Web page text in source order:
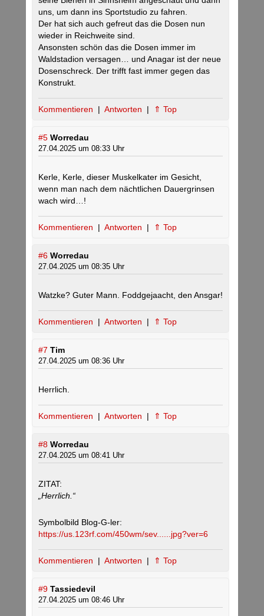
uns, um dann ins Sportstudio zu fahren.
Der hat sich auch gefreut das die Dosen nun
wieder in Reichweite sind.
Ansonsten schön das die Dosen immer im
Waldstadion versagen… und Anagar ist der neue
Dosenschreck. Der trifft fast immer gegen das
Konstrukt.
Kommentieren | Antworten | ⇑ Top
#5 Worredau
27.04.2025 um 08:33 Uhr
Kerle, Kerle, dieser Muskelkater im Gesicht,
wenn man nach dem nächtlichen Dauergrinsen
wach wird…!
Kommentieren | Antworten | ⇑ Top
#6 Worredau
27.04.2025 um 08:35 Uhr
Watzke? Guter Mann. Foddgejaacht, den Ansgar!
Kommentieren | Antworten | ⇑ Top
#7 Tim
27.04.2025 um 08:36 Uhr
Herrlich.
Kommentieren | Antworten | ⇑ Top
#8 Worredau
27.04.2025 um 08:41 Uhr
ZITAT:
„Herrlich.“
Symbolbild Blog-G-ler:
https://us.123rf.com/450wm/sev......jpg?ver=6
Kommentieren | Antworten | ⇑ Top
#9 Tassiedevil
27.04.2025 um 08:46 Uhr